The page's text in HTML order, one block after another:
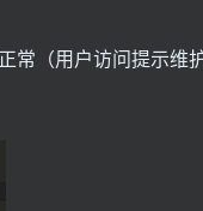
常（用户访问提示维